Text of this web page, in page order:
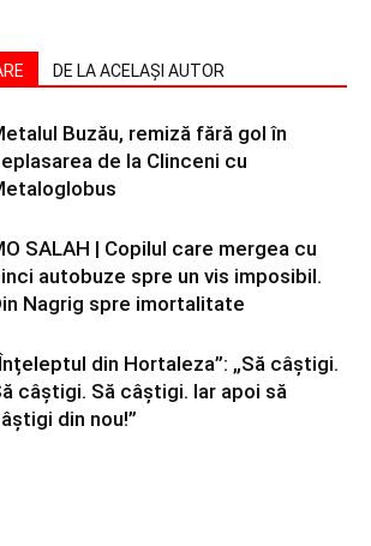
DE LA ACELAȘI AUTOR
Buzău, remiză fără gol în
de la Clinceni cu
SALAH | Copilul care mergea cu
autobuze spre un vis imposibil.
Nagrig spre imortalitate
din Hortaleza”: „Să câștigi.
câștigi. Să câștigi. Iar apoi să
din nou!”